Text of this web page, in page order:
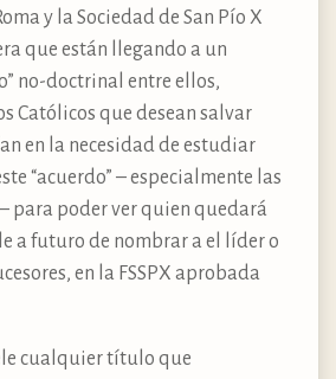
y la Sociedad de San Pío X
que están llegando a un
no-doctrinal entre ellos,
Católicos que desean salvar
en la necesidad de estudiar
“acuerdo” – especialmente las
para poder ver quien quedará
a futuro de nombrar a el líder o
en la FSSPX aprobada
cualquier título que